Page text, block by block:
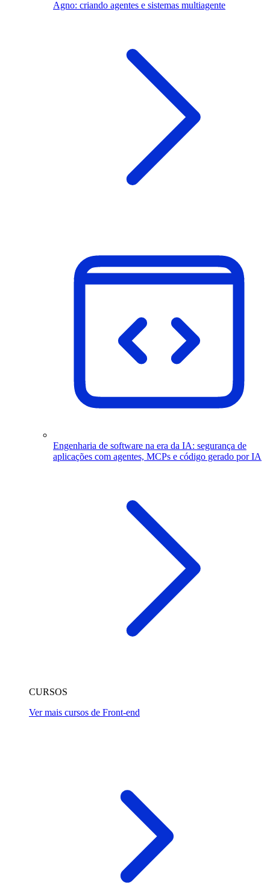
Agno: criando agentes e sistemas multiagente
Engenharia de software na era da IA: segurança de
aplicações com agentes, MCPs e código gerado por IA
CURSOS
Ver mais cursos de Front-end